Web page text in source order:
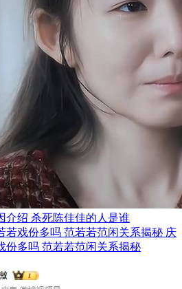
介绍 杀死陈佳佳的人是谁
庆
份多吗 范若若范闲关系揭秘